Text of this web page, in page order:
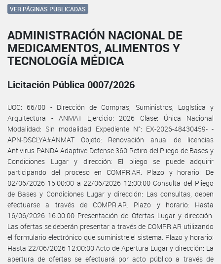
VER PÁGINAS PUBLICADAS
ADMINISTRACIÓN NACIONAL DE
MEDICAMENTOS, ALIMENTOS Y
TECNOLOGÍA MÉDICA
Licitación Pública 0007/2026
UOC: 66/00 - Dirección de Compras, Suministros, Logística y
Arquitectura - ANMAT Ejercicio: 2026 Clase: Única Nacional
Modalidad: Sin modalidad Expediente N°: EX-2026-48430459- -
APN-DSCLYA#ANMAT Objeto: Renovación anual de licencias
Antivirus PANDA Adaptive Defense 360 Retiro del Pliego de Bases y
Condiciones Lugar y dirección: El pliego se puede adquirir
participando del proceso en COMPR.AR. Plazo y horario: De
02/06/2026 15:00:00 a 22/06/2026 12:00:00 Consulta del Pliego
de Bases y Condiciones Lugar y dirección: Las consultas, deben
efectuarse a través de COMPR.AR. Plazo y horario: Hasta
16/06/2026 16:00:00 Presentación de Ofertas Lugar y dirección:
Las ofertas se deberán presentar a través de COMPR.AR utilizando
el formulario electrónico que suministre el sistema. Plazo y horario:
Hasta 22/06/2026 12:00:00 Acto de Apertura Lugar y dirección: La
apertura de ofertas se efectuará por acto público a través de